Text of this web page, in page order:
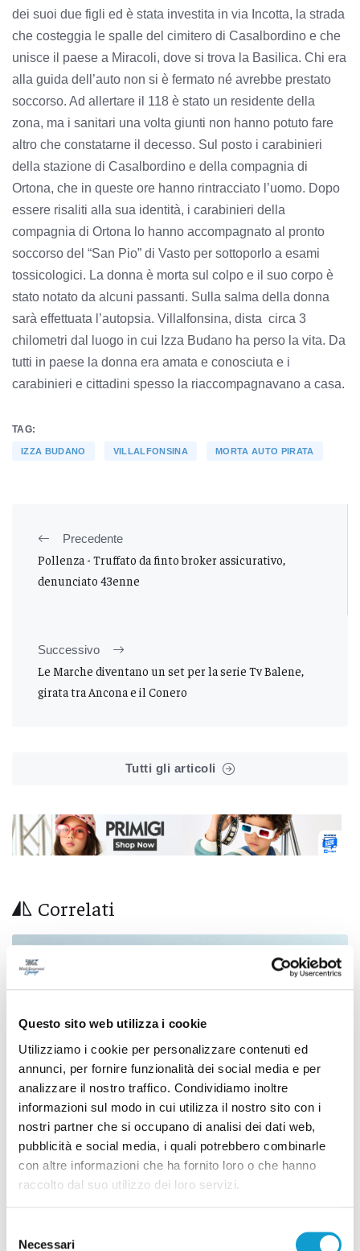
Questo sito web utilizza i cookie
Utilizziamo i cookie per personalizzare contenuti ed
annunci, per fornire funzionalità dei social media e per
analizzare il nostro traffico. Condividiamo inoltre
informazioni sul modo in cui utilizza il nostro sito con i
nostri partner che si occupano di analisi dei dati web,
pubblicità e social media, i quali potrebbero combinarle
con altre informazioni che ha fornito loro o che hanno
raccolto dal suo utilizzo dei loro servizi.
delNecessari
dei suoi due figli ed è stata investita in via Incotta, la strada
che costeggia le spalle del cimitero di Casalbordino e che
unisce il paese a Miracoli, dove si trova la Basilica. Chi era
alla guida dell’auto non si è fermato né avrebbe prestato
soccorso. Ad allertare il 118 è stato un residente della
zona, ma i sanitari una volta giunti non hanno potuto fare
altro che constatarne il decesso. Sul posto i carabinieri
della stazione di Casalbordino e della compagnia di
Ortona, che in queste ore hanno rintracciato l’uomo. Dopo
essere risaliti alla sua identità, i carabinieri della
compagnia di Ortona lo hanno accompagnato al pronto
soccorso del “San Pio” di Vasto per sottoporlo a esami
tossicologici. La donna è morta sul colpo e il suo corpo è
stato notato da alcuni passanti. Sulla salma della donna
sarà effettuata l’autopsia. Villalfonsina, dista circa 3
chilometri dal luogo in cui Izza Budano ha perso la vita. Da
tutti in paese la donna era amata e conosciuta e i
carabinieri e cittadini spesso la riaccompagnavano a casa.
TAG:
IZZA BUDANO VILLALFONSINA MORTA AUTO PIRATA
Precedente
Pollenza - Truffato da finto broker assicurativo,
denunciato 43enne
Successivo
Le Marche diventano un set per la serie Tv Balene,
girata tra Ancona e il Conero
Tutti gli articoli
Correlati
Incendio alle porte di Ascoli Piceno, un